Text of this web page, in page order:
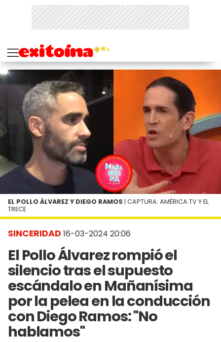
SINCERIDAD 16-03-2024 20:06
El Pollo Álvarez rompió el
silencio tras el supuesto
escándalo en Mañanísima
por la pelea en la conducción
con Diego Ramos: "No
hablamos"
EL POLLO ÁLVAREZ Y DIEGO RAMOS | CAPTURA: AMÉRICA TV Y EL
TRECE